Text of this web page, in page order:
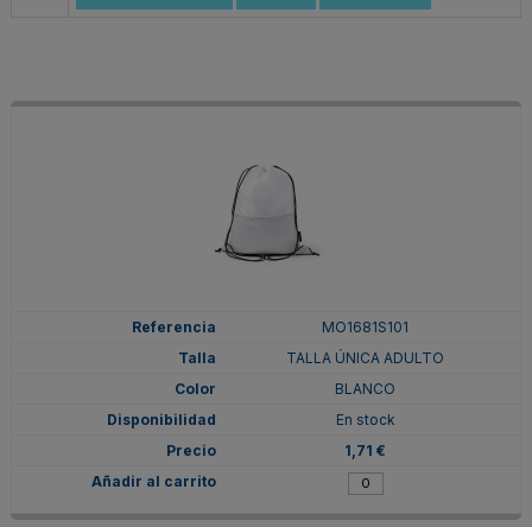
MO1681S101
TALLA ÚNICA ADULTO
BLANCO
En stock
1,71 €